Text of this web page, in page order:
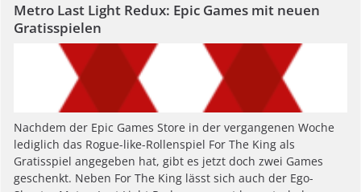
Metro Last Light Redux: Epic Games mit neuen
Gratisspielen
Nachdem der Epic Games Store in der vergangenen Woche
lediglich das Rogue-like-Rollenspiel For The King als
Gratisspiel angegeben hat, gibt es jetzt doch zwei Games
geschenkt. Neben For The King lässt sich auch der Ego-